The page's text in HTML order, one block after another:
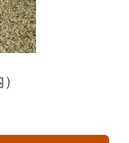
ーム内）